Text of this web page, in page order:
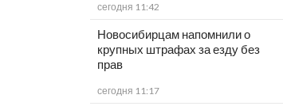
сегодня 11:42
Новосибирцам напомнили о
крупных штрафах за езду без
прав
сегодня 11:17